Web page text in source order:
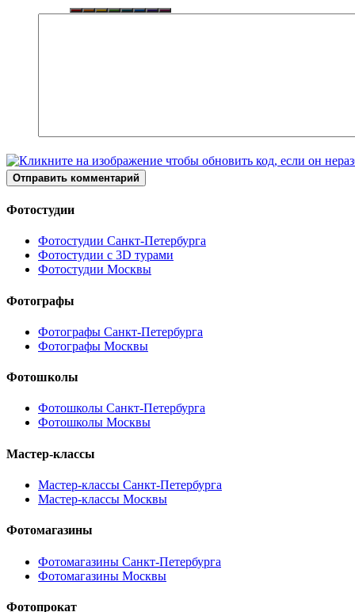
Отправить комментарий
Фотостудии
Фотостудии Санкт-Петербурга
Фотостудии с 3D турами
Фотостудии Москвы
Фотографы
Фотографы Санкт-Петербурга
Фотографы Москвы
Фотошколы
Фотошколы Санкт-Петербурга
Фотошколы Москвы
Мастер-классы
Мастер-классы Санкт-Петербурга
Мастер-классы Москвы
Фотомагазины
Фотомагазины Санкт-Петербурга
Фотомагазины Москвы
Фотопрокат